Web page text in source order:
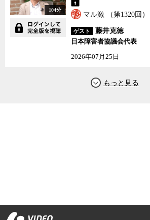
104分
マル激 （第1320回）
ゲスト
藤井克徳
日本障害者協議会代表
2026年07月25日